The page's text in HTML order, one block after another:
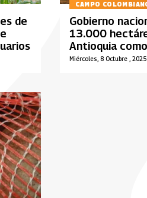
de
CAMPO
Miércoles, 8 Octubre , 2025
Gobierno
13.000
Antioquia
para la